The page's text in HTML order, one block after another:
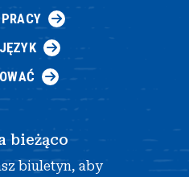
bieżąco
biuletyn, aby